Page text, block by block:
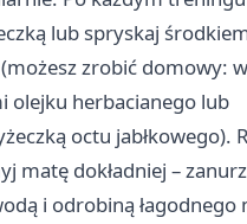
lub spryskaj
zrobić domowy:
olejku herbacianego lub
octu jabłkowego).
matę dokładniej –
i odrobiną łagodnego